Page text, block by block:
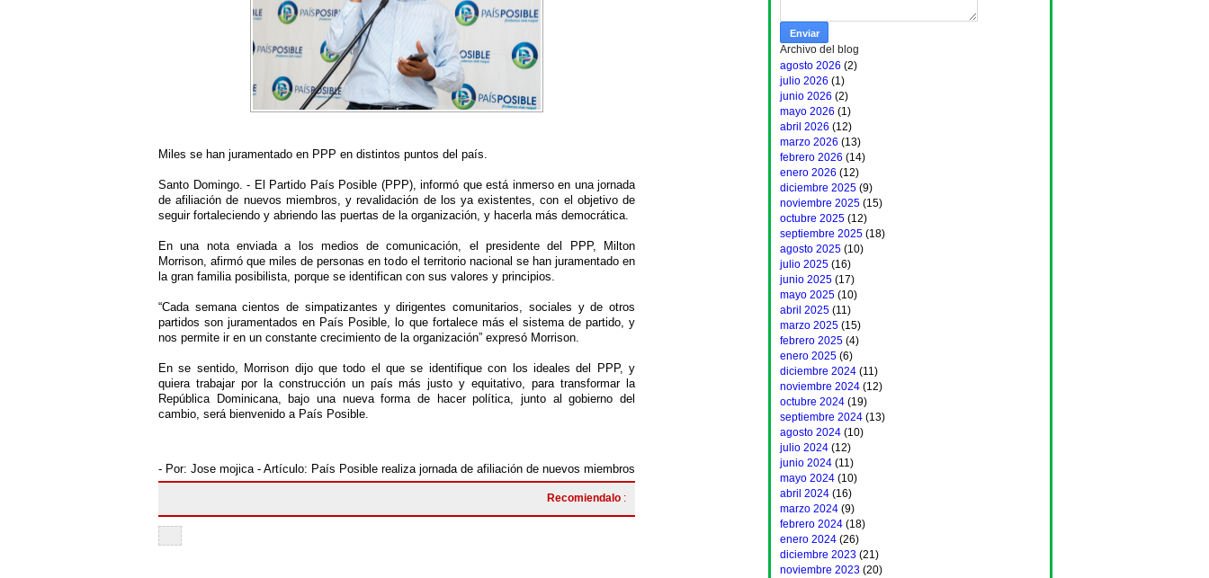
Miles se han juramentado en PPP en distintos puntos del país.
Santo Domingo. - El Partido País Posible (PPP), informó que está inmerso en una jornada
de afiliación de nuevos miembros, y revalidación de los ya existentes, con el objetivo de
seguir fortaleciendo y abriendo las puertas de la organización, y hacerla más democrática.
En una nota enviada a los medios de comunicación, el presidente del PPP, Milton
Morrison, afirmó que miles de personas en todo el territorio nacional se han juramentado en
la gran familia posibilista, porque se identifican con sus valores y principios.
“Cada semana cientos de simpatizantes y dirigentes comunitarios, sociales y de otros
partidos son juramentados en País Posible, lo que fortalece más el sistema de partido, y
nos permite ir en un constante crecimiento de la organización” expresó Morrison.
En se sentido, Morrison dijo que todo el que se identifique con los ideales del PPP, y
quiera trabajar por la construcción un país más justo y equitativo, para transformar la
República Dominicana, bajo una nueva forma de hacer política, junto al gobierno del
cambio, será bienvenido a País Posible.
- Por: Jose mojica- Artículo: País Posible realiza jornada de afiliación de nuevos miembros
Recomiendalo :
Archivo del blog
agosto 2026 (2)
julio 2026 (1)
junio 2026 (2)
mayo 2026 (1)
abril 2026 (12)
marzo 2026 (13)
febrero 2026 (14)
enero 2026 (12)
diciembre 2025 (9)
noviembre 2025 (15)
octubre 2025 (12)
septiembre 2025 (18)
agosto 2025 (10)
julio 2025 (16)
junio 2025 (17)
mayo 2025 (10)
abril 2025 (11)
marzo 2025 (15)
febrero 2025 (4)
enero 2025 (6)
diciembre 2024 (11)
noviembre 2024 (12)
octubre 2024 (19)
septiembre 2024 (13)
agosto 2024 (10)
julio 2024 (12)
junio 2024 (11)
mayo 2024 (10)
abril 2024 (16)
marzo 2024 (9)
febrero 2024 (18)
enero 2024 (26)
diciembre 2023 (21)
noviembre 2023 (20)